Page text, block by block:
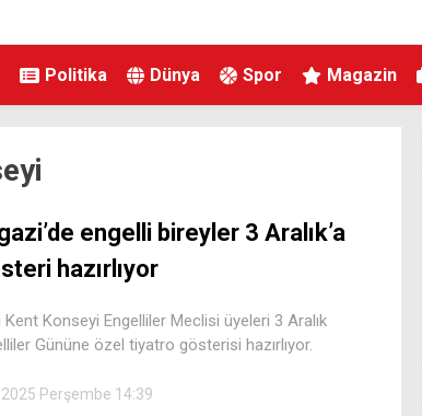
Politika Dünya Spor Magazin
engelli bireyler 3 Aralık’a
hazırlıyor
Konseyi Engelliler Meclisi üyeleri 3 Aralık
Gününe özel tiyatro gösterisi hazırlıyor.
Perşembe 14:39